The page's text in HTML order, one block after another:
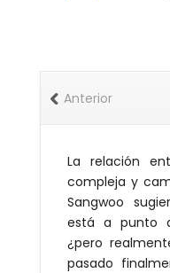
Anterior
La relación
compleja y
Sangwoo
está a punto
¿pero
pasado